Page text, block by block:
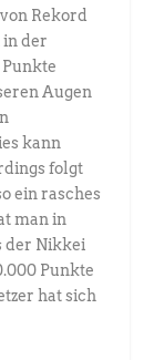
Rekord
in der
Augen
kann
folgt
ein rasches
man in
der Nikkei
Punkte
hat sich